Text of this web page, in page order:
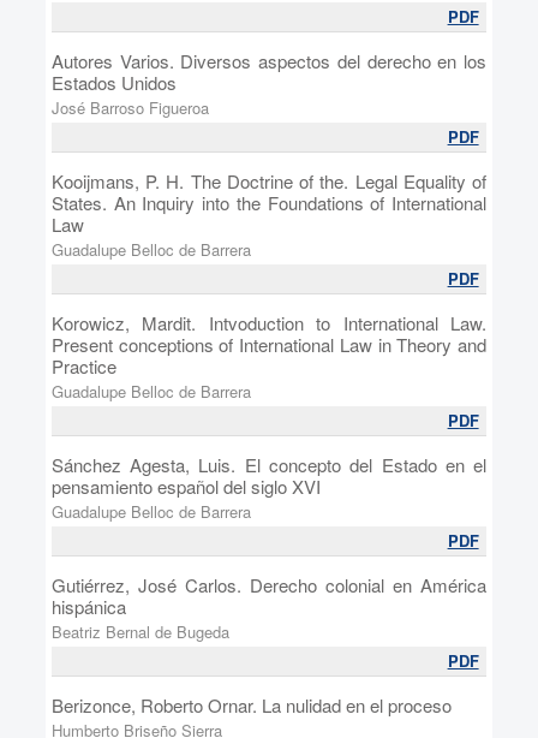
PDF
Autores Varios. Diversos aspectos del derecho en los
Estados Unidos
José Barroso Figueroa
PDF
Kooijmans, P. H. The Doctrine of the. Legal Equality of
States. An Inquiry into the Foundations of International
Law
Guadalupe Belloc de Barrera
PDF
Korowicz, Mardit. Intvoduction to International Law.
Present conceptions of International Law in Theory and
Practice
Guadalupe Belloc de Barrera
PDF
Sánchez Agesta, Luis. El concepto del Estado en el
pensamiento español del siglo XVI
Guadalupe Belloc de Barrera
PDF
Gutiérrez, José Carlos. Derecho colonial en América
hispánica
Beatriz Bernal de Bugeda
PDF
Berizonce, Roberto Ornar. La nulidad en el proceso
Humberto Briseño Sierra